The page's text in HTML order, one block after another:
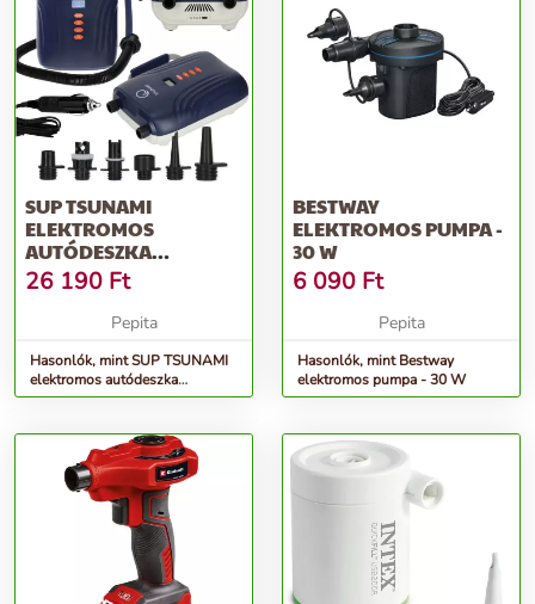
SUP TSUNAMI
ELEKTROMOS
AUTÓDESZKA
SZIVATTYÚ
26 190 Ft
Pepita
Hasonlók, mint SUP TSUNAMI
elektromos autódeszka
szivattyú
BESTWAY
ELEKTROMOS PUMPA -
30 W
6 090 Ft
Pepita
Hasonlók, mint Bestway
elektromos pumpa - 30 W